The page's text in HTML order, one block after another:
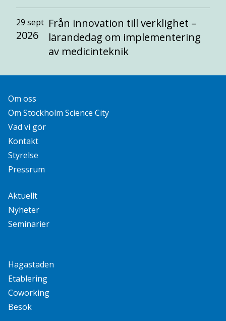
29 sept
2026
Från innovation till verklighet –
lärandedag om implementering
av medicinteknik
Om oss
Om Stockholm Science City
Vad vi gör
Kontakt
Styrelse
Pressrum
Aktuellt
Nyheter
Seminarier
Hagastaden
Etablering
Coworking
Besök